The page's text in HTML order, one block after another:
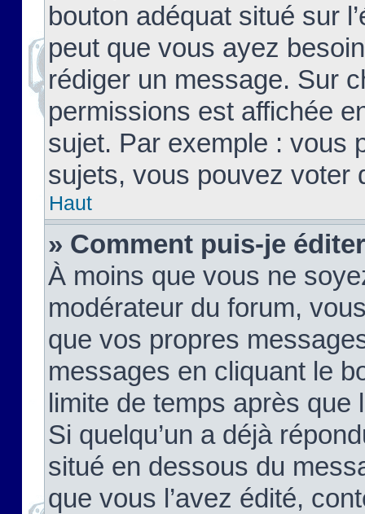
bouton adéquat situé sur
peut que vous ayez
rédiger un message. Sur
permissions est affichée
sujet. Par exemple : vous
sujets, vous pouvez voter
Haut
» Comment puis-je
À moins que vous ne
modérateur du forum,
que vos propres
messages en cliquant le
limite de temps après que
Si quelqu’un a déjà
situé en dessous du
que vous l’avez édité,